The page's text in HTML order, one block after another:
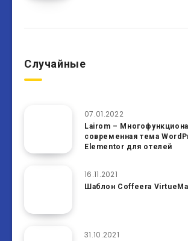
Случайные
07.01.2022
Lairom –
современная тема
Elementor для отелей
16.11.2021
Шаблон Coffeera
31.10.2021